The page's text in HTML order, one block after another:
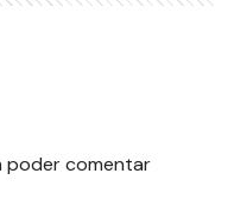
poder comentar